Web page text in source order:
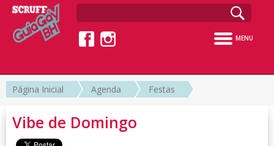
MENU
Página Inicial Agenda Festas
Vibe de Domingo